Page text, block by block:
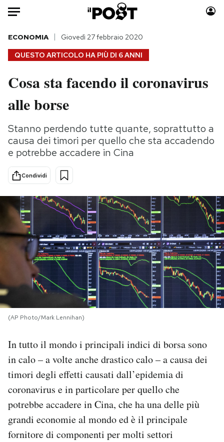
Auto
HOME
Italia
Politica
Tecnologia
Internet
Scienza
Cultura
Economia
Sport
Moda
Storie/Idee
Ok Boomer!
Media
Mondiali calcio 2026
PODCAST
NEWSLETTER
I MIEI PREFERITI
SHOP
CALENDARIO
AREA PERSONALE
Area Personale
QUESTO ARTICOLO HA PIÙ DI 6 ANNI
ECONOMIA Giovedì 27 febbraio 2020
Cosa sta facendo il coronavirus
alle borse
Stanno perdendo tutte quante, soprattutto a
causa dei timori per quello che sta accadendo
e potrebbe accadere in Cina
Condividi
(AP Photo/Mark Lennihan)
In tutto il mondo i principali indici di borsa sono
in calo – a volte anche drastico calo – a causa dei
timori degli effetti causati dall’epidemia di
coronavirus e in particolare per quello che
potrebbe accadere in Cina, che ha una delle più
grandi economie al mondo ed è il principale
fornitore di componenti per molti settori